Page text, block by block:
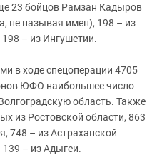
23 бойцов Рамзан Кадыров
не называя имен), 198 – из
– из Ингушетии.
в ходе спецоперации 4705
ЮФО наибольшее число
область. Также
из Ростовской области, 863
748 – из Астраханской
– из Адыгеи.